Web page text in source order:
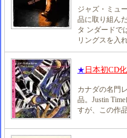
ジャズ・ミュ
品に取り組ん
タ ンダードで
リングスを入
★ 日本初CD
カナダの名門
品。Justin
すが、この作